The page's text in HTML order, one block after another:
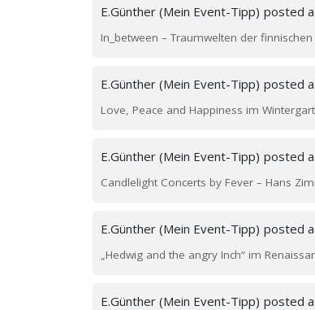
E.Günther (Mein Event-Tipp) posted
In_between – Traumwelten der
E.Günther (Mein Event-Tipp) posted
Love, Peace and Happiness im
E.Günther (Mein Event-Tipp) posted
Candlelight Concerts by Fever – Hans
E.Günther (Mein Event-Tipp) posted
„Hedwig and the angry Inch“ im
E.Günther (Mein Event-Tipp) posted